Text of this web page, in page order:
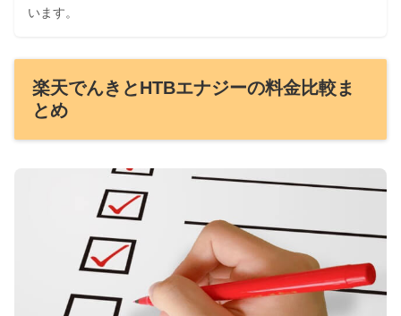
います。
楽天でんきとHTBエナジーの料金比較ま
とめ